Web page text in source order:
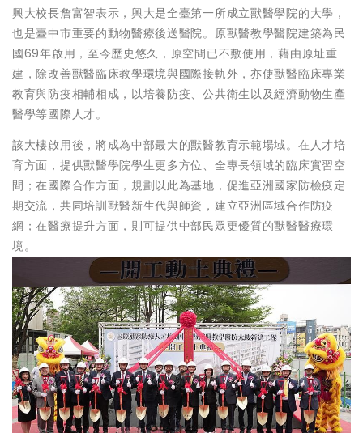
興大校長詹富智表示，興大是全臺第一所成立獸醫學院的大學，
也是臺中市重要的動物醫療後送醫院。原獸醫教學醫院建築為民
國69年啟用，至今歷史悠久，原空間已不敷使用，藉由原址重
建，除改善獸醫臨床教學環境與國際接軌外，亦使獸醫臨床專業
教育與防疫相輔相成，以培養防疫、公共衛生以及經濟動物生產
醫學等國際人才。
該大樓啟用後，將成為中部最大的獸醫教育示範場域。在人才培
育方面，提供獸醫學院學生更多方位、全專長領域的臨床實習空
間；在國際合作方面，規劃以此為基地，促進亞洲國家防檢疫定
期交流，共同培訓獸醫新生代與師資，建立亞洲區域合作防疫
網；在醫療提升方面，則可提供中部民眾更優質的獸醫醫療環
境。